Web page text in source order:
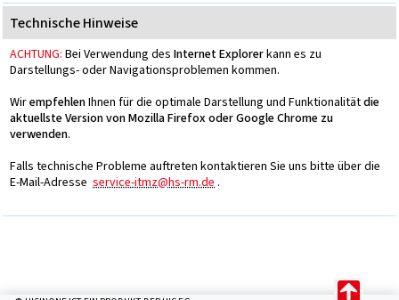
Technische Hinweise
ACHTUNG: Bei Verwendung des Internet Explorerkann es zu
Darstellungs- oder Navigationsproblemen kommen.
WirempfehlenIhnen für die optimale Darstellung und Funktionalitätdie
aktuellste Version von Mozilla Firefox oder Google Chrome zu
verwenden.
Falls technische Probleme auftreten kontaktieren Sie uns bitte über die
E-Mail-Adresse service-itmz@hs-rm.de .